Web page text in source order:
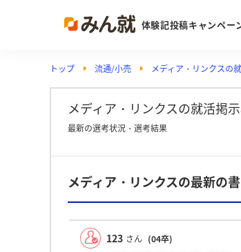
体験記投稿キャンペー
Post
投稿す
ランキ
Vote
投票す
注目の
動画で
トップ 流通/小売 メディア・リンクスの
メディア・リンクスの就活掲
最新の選考状況・選考結果
メディア・リンクスの最新の
123 さん (04卒)